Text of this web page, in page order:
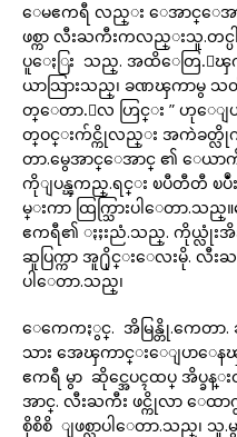
ေမဧကရီ လည္း ေအာင္ေအာ
ဖစ္ကာ လီးႀကီးကလည္းသူ.တင္
ပူေႏြး သည္. အထိေတြ.ေၾကာ
ယာသြားသည္၊ ခဏၾကာမွ
တ္ေတာ.ေလ ဟြင္း ” ဟုေျပ
တ္ဝင္းက်င္ကိုလည္း အကဲခတ္လို
တာ.မွေအာင္ေအာင္ ၏ ေယ
ကိုျပန္ၾကည္.ရင္း ၿပီတီတီ ၿပဳံ
မ္းကာ ထြက္သြားပါေတာ.သ
ဧကရီ၏ ႏႈးညံ.သည္. ကိုယ္လုံး
ဆူပြက္ကာ အူ႐ိုင္းေလးမို. လီး
ပါေတာ.သည္၊
ေကေကႏွင္. အိမြန္တို.ကေတာ.
သား အေၾကာင္းေျပာေ
ဧကရီ မွာ ဆိုင္အေပၚထပ္ အိပ္ခန္း
အာင္. လီးႀကီး ဖင္ကိုလာ ေထာ
စိုစိစိ ျဖစ္လာပါေတာ.သည္၊